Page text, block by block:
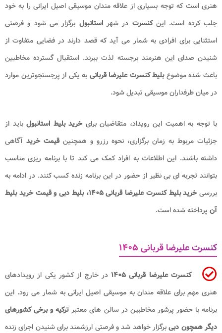
هنری است که توجه بسیاری از علاقه مندان موسیقی اصیل ایرانی را به خود
جلب کرده است. اینکنسرت در شهراستانبول برگزار می شود و فرصتی
استثنایی برای افرادی به شمار می آید که قصد دارند در فضایی متفاوت از
شنیدن صدای این هنرمند برجسته لذت ببرند. استقبال گسترده مخاطبین
باعث شده موضوعبلیط کنسرت علیرضا قربانی به یکی از پرجستجوترین موارد
در میان طرفداران موسیقی تبدیل شود.
با توجه به اهمیت این رویداد، متقاضیان برایخرید بلیط استانبول باید از
جزئیات مربوط به زمان برگزاری، نحوه رزرو و همچنینقیمت خرید آگاهی
داشته باشند. این اطلاعات به افراد کمک می کند تا با برنامه ریزی مناسب
بتوانند تجربه ای بی نظیر از حضور در این برنامه زنده کسب کنند. در ادامه به
بررسی
خرید بلیط کنسرت علیرضا قربانی ۱۴۰۵، بلیط دبی و قیمت خرید بلیط
آن پرداخته شده است.
کنسرت علیرضا قربانی ۱۴۰۵
کنسرت علیرضا قربانی ۱۴۰۵
در خارج از کشور یکی از رویدادهای
هنری مهم برای علاقه مندان به موسیقی اصیل ایرانی به شمار می رود. این
برنامه با حضور پرشور مخاطبین در سالن های معتبر ترکیه و برخی کشورهای
دیگر همچون دبیبرگزار خواهد شد و فرصتی ارزشمند برای شنیدن اجرای زنده